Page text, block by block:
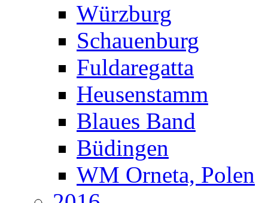
Würzburg
Schauenburg
Fuldaregatta
Heusenstamm
Blaues Band
Büdingen
WM Orneta, Polen